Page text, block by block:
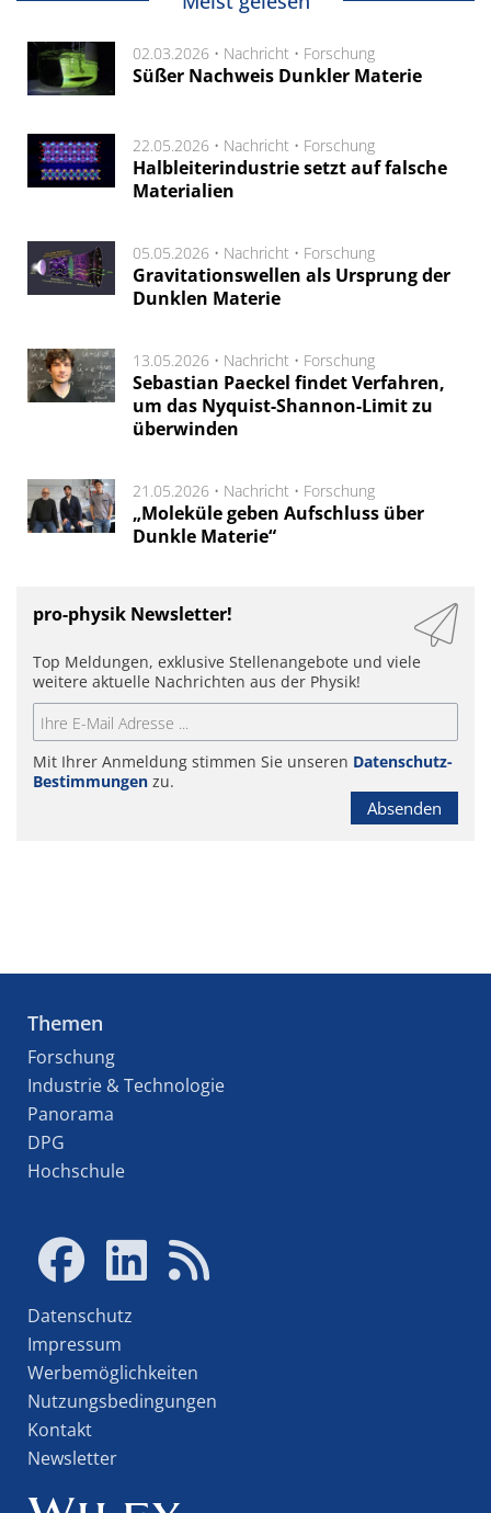
02.03.2026 • Nachricht • Forschung
Süßer Nachweis Dunkler Materie
22.05.2026 • Nachricht • Forschung
Halbleiterindustrie setzt auf falsche
Materialien
05.05.2026 • Nachricht • Forschung
Gravitationswellen als Ursprung der
Dunklen Materie
13.05.2026 • Nachricht • Forschung
Sebastian Paeckel findet Verfahren,
um das Nyquist-Shannon-Limit zu
überwinden
21.05.2026 • Nachricht • Forschung
„Moleküle geben Aufschluss über
Dunkle Materie“
pro-physik Newsletter!
Top Meldungen, exklusive Stellenangebote und viele
weitere aktuelle Nachrichten aus der Physik!
Mit Ihrer Anmeldung stimmen Sie unseren Datenschutz-
Bestimmungen zu.
Absenden
Themen
Forschung
Industrie & Technologie
Panorama
DPG
Hochschule
Datenschutz
Impressum
Werbemöglichkeiten
Nutzungsbedingungen
Kontakt
Newsletter